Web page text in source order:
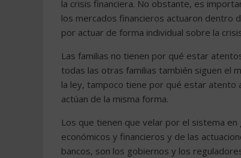
la crisis financiera. No obstante, es
los mercados financieros actuaron dentro
por actuar de forma individual sobre la
Las familias no tienen por qué estar
todas las otras familias también siguen el
la ley, tampoco tiene por qué estar atento
actúan de la misma forma.
Los que tienen que velar por el sistema
económicos y financieros y de las
bancos, son los gobiernos y los